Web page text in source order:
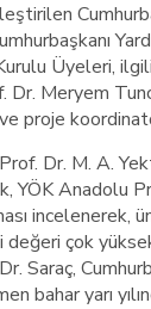
Üyeleri,
Dr. Meryem
proje
Dr. M. A.
YÖK Anadolu
incelenerek,
çok
Saraç,
bahar yarı